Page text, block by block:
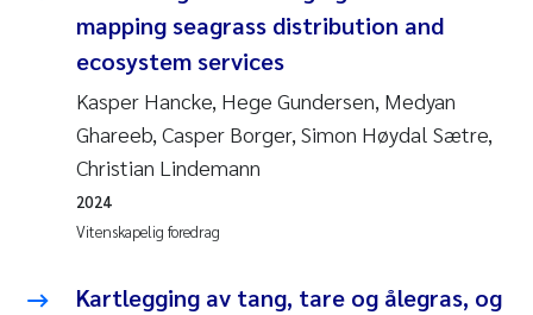
mapping seagrass distribution and
ecosystem services
Kasper Hancke, Hege Gundersen, Medyan
Ghareeb, Casper Borger, Simon Høydal Sætre,
Christian Lindemann
Vitenskapelig foredrag
2024
Kartlegging av tang, tare og ålegras, og